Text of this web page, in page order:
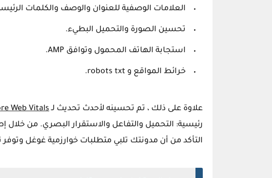
العلامات الوصفية للعنوان والوصف والكلمات
تحسين الصورة والتحميل البطيء.
استجابة الهاتف المحمول وتوافق AMP.
خرائط المواقع و robots txt.
علاوة على ذلك ، تم تحسينه لأحدث تحديث لـWeb Vitals
رئيسية: التحميل والتفاعل والاستقرار البصري. من خلال
التأكد من أن مدونتك تلبي متطلبات خوارزمية غوغل